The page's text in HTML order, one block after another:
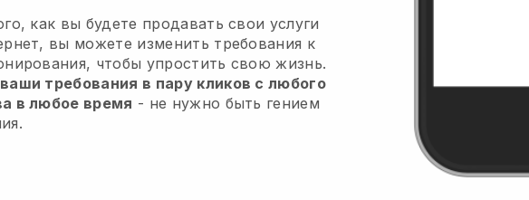
как вы будете продавать свои услуги
вы можете изменить требования к
чтобы упростить свою жизнь.
требования в пару кликов с любого
в любое время - не нужно быть гением